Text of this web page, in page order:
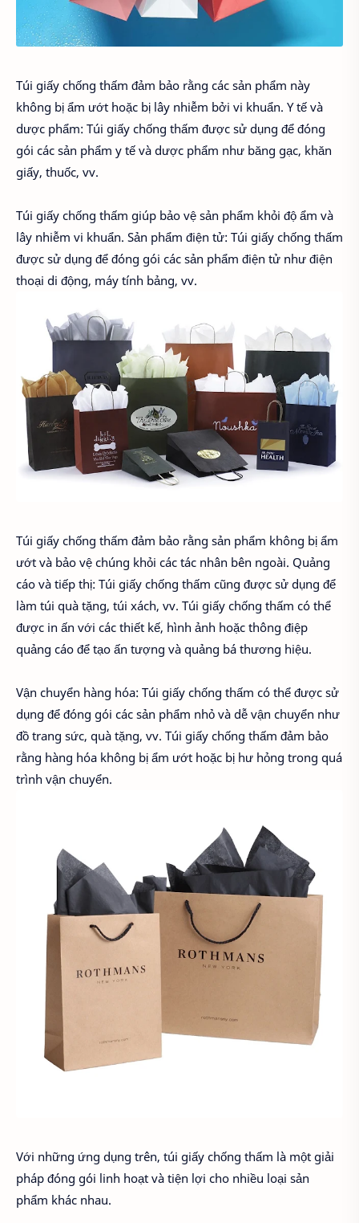
Túi giấy chống thấm đảm bảo rằng các sản phẩm này
không bị ẩm ướt hoặc bị lây nhiễm bởi vi khuẩn. Y tế và
dược phẩm: Túi giấy chống thấm được sử dụng để đóng
gói các sản phẩm y tế và dược phẩm như băng gạc, khăn
giấy, thuốc, vv.
Túi giấy chống thấm giúp bảo vệ sản phẩm khỏi độ ẩm và
lây nhiễm vi khuẩn. Sản phẩm điện tử: Túi giấy chống thấm
được sử dụng để đóng gói các sản phẩm điện tử như điện
thoại di động, máy tính bảng, vv.
Túi giấy chống thấm đảm bảo rằng sản phẩm không bị ẩm
ướt và bảo vệ chúng khỏi các tác nhân bên ngoài. Quảng
cáo và tiếp thị: Túi giấy chống thấm cũng được sử dụng để
làm túi quà tặng, túi xách, vv. Túi giấy chống thấm có thể
được in ấn với các thiết kế, hình ảnh hoặc thông điệp
quảng cáo để tạo ấn tượng và quảng bá thương hiệu.
Vận chuyển hàng hóa: Túi giấy chống thấm có thể được sử
dụng để đóng gói các sản phẩm nhỏ và dễ vận chuyển như
đồ trang sức, quà tặng, vv. Túi giấy chống thấm đảm bảo
rằng hàng hóa không bị ẩm ướt hoặc bị hư hỏng trong quá
trình vận chuyển.
Với những ứng dụng trên, túi giấy chống thấm là một giải
pháp đóng gói linh hoạt và tiện lợi cho nhiều loại sản
phẩm khác nhau.